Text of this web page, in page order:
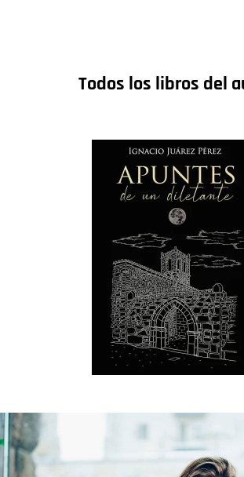
Todos los libros del